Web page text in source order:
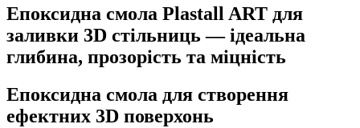
Епоксидна смола Plastall ART для
заливки 3D стільниць — ідеальна
глибина, прозорість та міцність
Епоксидна смола для створення
ефектних 3D поверхонь